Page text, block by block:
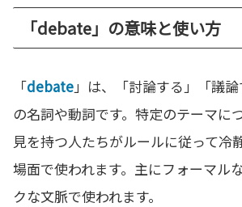
「debate」の意味と使い方
「debate」は、「討論する」「議
の名詞や動詞です。特定のテーマに
見を持つ人たちがルールに従って冷
場面で使われます。主にフォーマル
クな文脈で使われます。